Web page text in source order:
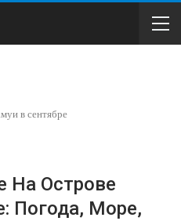
в сентябре
На Острове
Погода, Море,